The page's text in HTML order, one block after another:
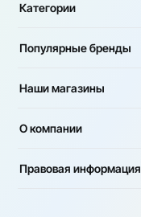
Категории
Популярные бренды
Наши магазины
О компании
Правовая информация